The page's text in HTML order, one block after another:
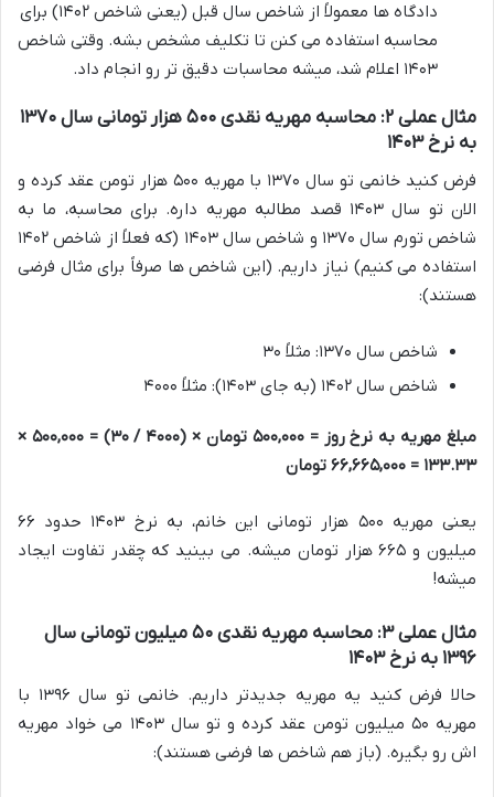
دادگاه ها معمولاً از شاخص سال قبل (یعنی شاخص ۱۴۰۲) برای
محاسبه استفاده می کنن تا تکلیف مشخص بشه. وقتی شاخص
۱۴۰۳ اعلام شد، میشه محاسبات دقیق تر رو انجام داد.
مثال عملی ۲: محاسبه مهریه نقدی ۵۰۰ هزار تومانی سال ۱۳۷۰
به نرخ ۱۴۰۳
فرض کنید خانمی تو سال ۱۳۷۰ با مهریه ۵۰۰ هزار تومن عقد کرده و
الان تو سال ۱۴۰۳ قصد مطالبه مهریه داره. برای محاسبه، ما به
شاخص تورم سال ۱۳۷۰ و شاخص سال ۱۴۰۳ (که فعلاً از شاخص ۱۴۰۲
استفاده می کنیم) نیاز داریم. (این شاخص ها صرفاً برای مثال فرضی
هستند):
شاخص سال ۱۳۷۰: مثلاً ۳۰
شاخص سال ۱۴۰۲ (به جای ۱۴۰۳): مثلاً ۴۰۰۰
مبلغ مهریه به نرخ روز = ۵۰۰,۰۰۰ تومان × (۴۰۰۰ / ۳۰) = ۵۰۰,۰۰۰ ×
۱۳۳.۳۳ = ۶۶,۶۶۵,۰۰۰ تومان
یعنی مهریه ۵۰۰ هزار تومانی این خانم، به نرخ ۱۴۰۳ حدود ۶۶
میلیون و ۶۶۵ هزار تومان میشه. می بینید که چقدر تفاوت ایجاد
میشه!
مثال عملی ۳: محاسبه مهریه نقدی ۵۰ میلیون تومانی سال
۱۳۹۶ به نرخ ۱۴۰۳
حالا فرض کنید یه مهریه جدیدتر داریم. خانمی تو سال ۱۳۹۶ با
مهریه ۵۰ میلیون تومن عقد کرده و تو سال ۱۴۰۳ می خواد مهریه
اش رو بگیره. (باز هم شاخص ها فرضی هستند):